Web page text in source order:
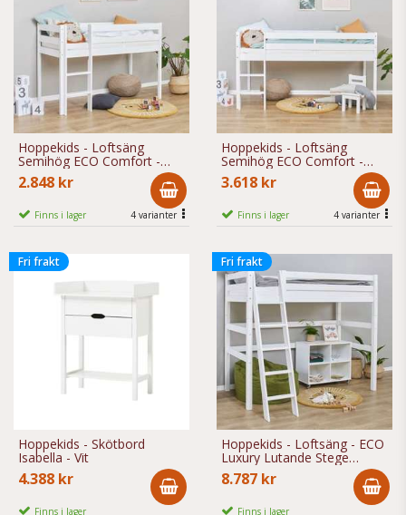
Hoppekids - Loftsäng
Semihög ECO Comfort -
70x160 Cm
2.848 kr
Finns i lager 4 varianter
Hoppekids - Loftsäng
Semihög ECO Comfort -
90x200 Cm
3.618 kr
Finns i lager 4 varianter
Fri frakt
Hoppekids - Skötbord
Isabella - Vit
4.388 kr
Finns i lager
Fri frakt
Hoppekids - Loftsäng - ECO
Luxury Lutande Stege
90x200 Cm Vit
8.787 kr
Finns i lager